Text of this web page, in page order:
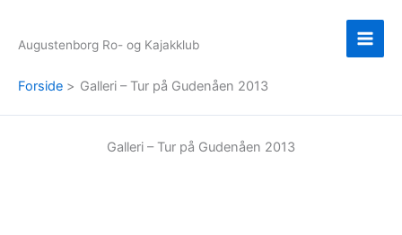
indholdet
Augustenborg Ro- og Kajakklub
Forside Galleri – Tur på Gudenåen 2013
Galleri – Tur på Gudenåen 2013